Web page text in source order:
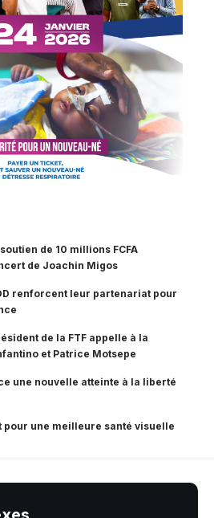
de 10 millions FCFA
de Joachin Migos
renforcent leur partenariat pour
de la FTF appelle à la
et Patrice Motsepe
une nouvelle atteinte à la liberté
pour une meilleure santé visuelle